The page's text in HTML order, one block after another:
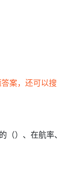
案，还可以搜
（）、在航率、